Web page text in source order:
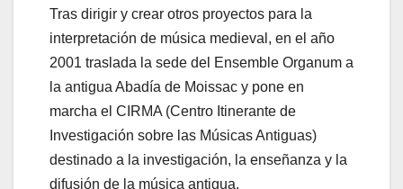
Tras dirigir y crear otros proyectos para la
interpretación de música medieval, en el año
2001 traslada la sede del Ensemble Organum a
la antigua Abadía de Moissac y pone en
marcha el CIRMA (Centro Itinerante de
Investigación sobre las Músicas Antiguas)
destinado a la investigación, la enseñanza y la
difusión de la música antigua.